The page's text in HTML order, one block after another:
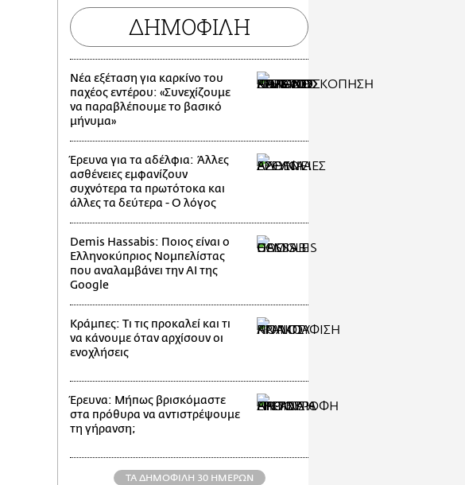
ΔΗΜΟΦΙΛΗ
Νέα εξέταση για καρκίνο του
παχέος εντέρου: «Συνεχίζουμε
να παραβλέπουμε το βασικό
μήνυμα»
Έρευνα για τα αδέλφια: Άλλες
ασθένειες εμφανίζουν
συχνότερα τα πρωτότοκα και
άλλες τα δεύτερα - Ο λόγος
Demis Hassabis: Ποιος είναι ο
Ελληνοκύπριος Νομπελίστας
που αναλαμβάνει την AI της
Google
Κράμπες: Τι τις προκαλεί και τι
να κάνουμε όταν αρχίσουν οι
ενοχλήσεις
Έρευνα: Μήπως βρισκόμαστε
στα πρόθυρα να αντιστρέψουμε
τη γήρανση;
ΤΑ ΔΗΜΟΦΙΛΗ 30 ΗΜΕΡΩΝ